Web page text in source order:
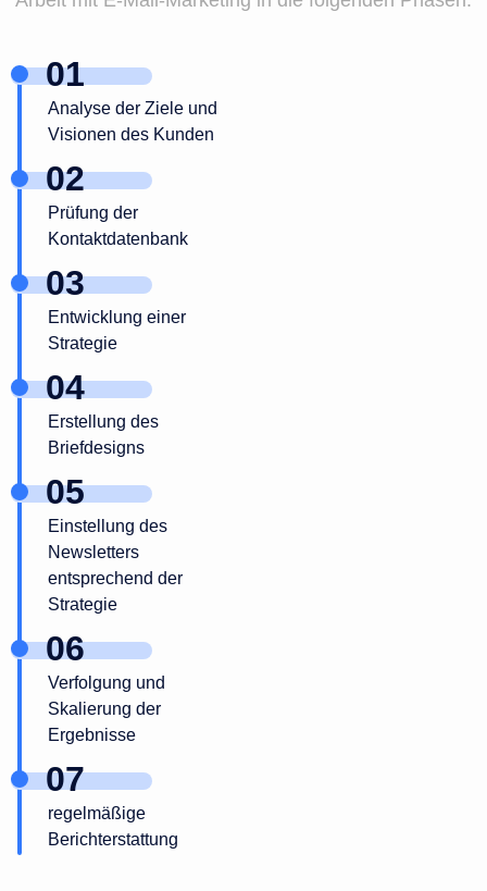
Analyse der Ziele und
Visionen des Kunden
Prüfung der
Kontaktdatenbank
Entwicklung einer
Strategie
Erstellung des
Briefdesigns
Einstellung des
Newsletters
entsprechend der
Strategie
Verfolgung und
Skalierung der
Ergebnisse
regelmäßige
Berichterstattung